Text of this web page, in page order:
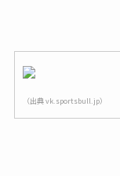
（出典 vk.sportsbull.jp）